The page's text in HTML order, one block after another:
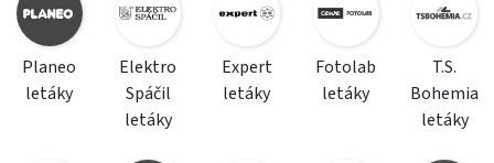
Planeo
letáky
Elektro
Spáčil
letáky
Expert
letáky
Fotolab
letáky
T.S.
Bohemia
letáky